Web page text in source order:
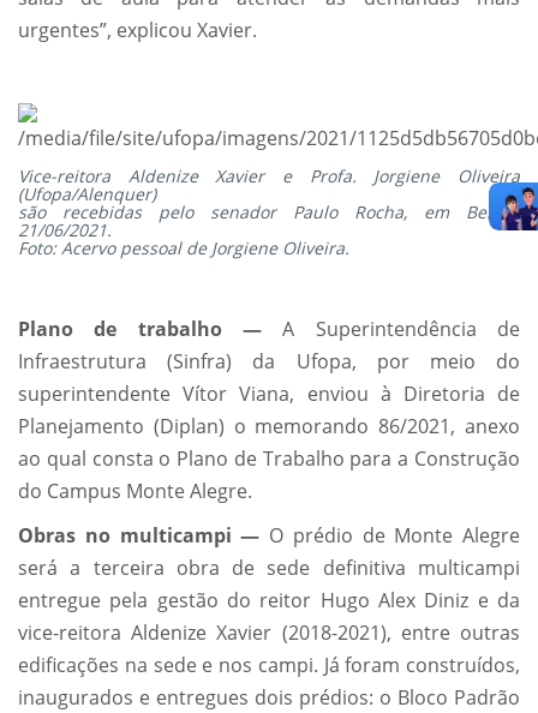
urgentes”, explicou Xavier.
Vice-reitora Aldenize Xavier e Profa. Jorgiene Oliveira
(Ufopa/Alenquer)
são recebidas pelo senador Paulo Rocha, em Belém,
21/06/2021.
Foto: Acervo pessoal de Jorgiene Oliveira.
Plano de trabalho —A Superintendência de
Infraestrutura (Sinfra) da Ufopa, por meio do
superintendente Vítor Viana, enviou à Diretoria de
Planejamento (Diplan) o memorando 86/2021, anexo
ao qual consta o Plano de Trabalho para a Construção
do Campus Monte Alegre.
Obras no multicampi — O prédio de Monte Alegre
será a terceira obra de sede definitiva multicampi
entregue pela gestão do reitor Hugo Alex Diniz e da
vice-reitora Aldenize Xavier (2018-2021), entre outras
edificações na sede e nos campi. Já foram construídos,
inaugurados e entregues dois prédios: o Bloco Padrão